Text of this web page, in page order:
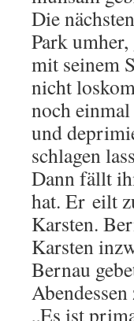
Die
Park
mit seinem
nicht
noch
und
schlagen
Dann fällt
hat. Er eilt
Karsten.
Karsten
Bernau
„Es ist